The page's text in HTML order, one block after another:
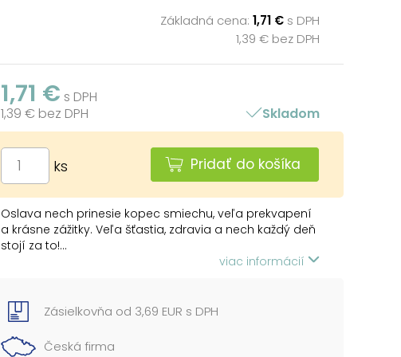
Základná cena: 1,71 € s DPH
1,39 € bez DPH
1,71 € s DPH
1,39 € bez DPH
Skladom
ks Pridať do košíka
Oslava nech prinesie kopec smiechu, veľa prekvapení
a krásne zážitky. Veľa šťastia, zdravia a nech každý deň
stojí za to!...
viac informácií
Zásielkovňa od 3,69 EUR s DPH
Česká firma